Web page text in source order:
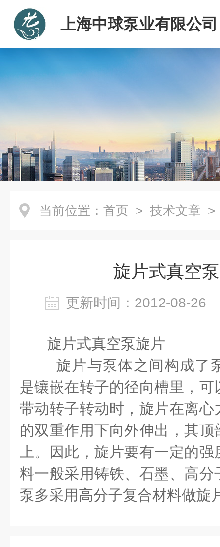
上海中球泵业有限公司
当前位置： 首页 > 技术文章 >
旋片式真空
更新时间：2012-08-
旋片式真空泵旋片
旋片与泵体之间构成了
是镶嵌在转子的径向槽里，
带动转子转动时，旋片在离
的双重作用下向外伸出，其
上。因此，旋片要有一定的
料一般采用铸铁、石墨、高
泵多采用高分子复合材料做旋